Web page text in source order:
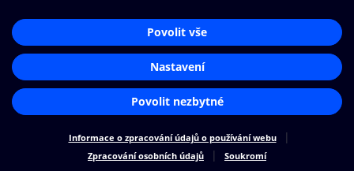
Aplikace O2 Knihovna
Čti a poslouchej své e-knihy a
audioknihy rychleji a pohodlněji.